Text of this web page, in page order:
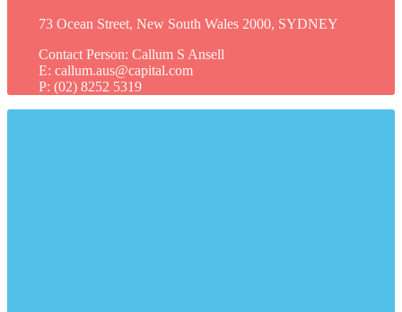
73 Ocean Street, New South Wales 2000, SYDNEY
Contact Person: Callum S Ansell
E: callum.aus@capital.com
P: (02) 8252 5319